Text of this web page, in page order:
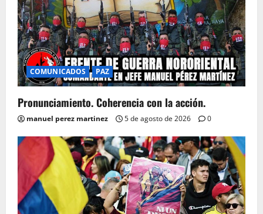
COMUNICADOS PAZ
Pronunciamiento. Coherencia con la acción.
manuel perez martinez 5 de agosto de 2026 0